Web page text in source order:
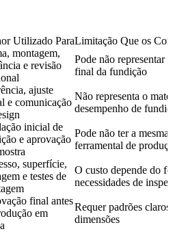
Utilizado ParaLimitação Que os
montagem,
e revisão
Pode não representar
final da fundição
ajuste
e comunicação
Não representa o
desempenho de
inicial de
e aprovação
Pode não ter a
ferramental de
superfície,
e testes de
O custo depende do
necessidades de
final antes
em
Requer padrões
dimensões